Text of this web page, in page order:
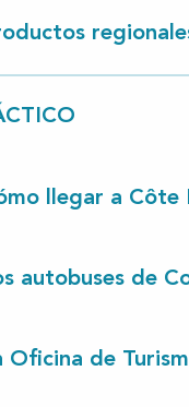
llegar a Côte
autobuses de
Oficina de